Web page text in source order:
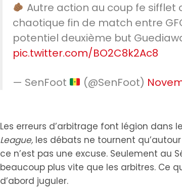
Autre action au coup fe
chaotique fin de match entre
potentiel deuxième but
pic.twitter.com/BO2C8k2Ac8
— SenFoot (@SenFoot)
Les erreurs d’arbitrage font légion dans
League, les débats ne tournent
ce n’est pas une excuse. Seulement au
beaucoup plus vite que les arbitres. Ce
d’abord juguler.